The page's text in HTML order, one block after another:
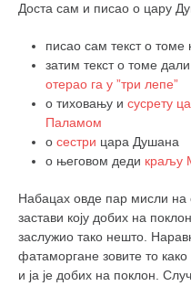
Доста сам и писао о цару
писао сам текст о томе
затим текст о томе
отерао га у ”три лепе”
о тиховању и сусрету
Паламом
о сестри цара Душана
о његовом деди краљу
Набацах овде пар мисли
застави коју добих на
заслужио тако нешто.
фатаморгане зовите то
и ја је добих на поклон.